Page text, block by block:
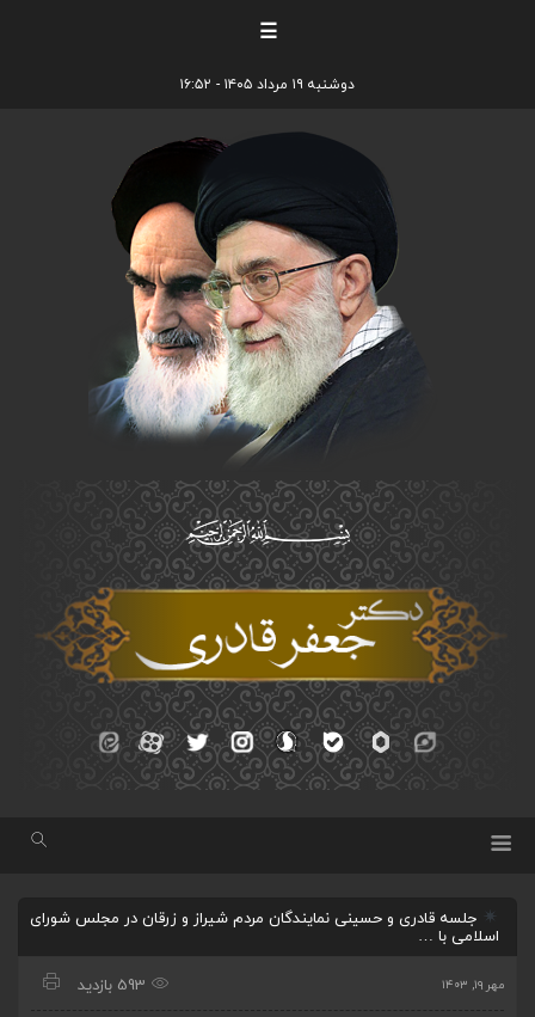
☰
دوشنبه ۱۹ مرداد ۱۴۰۵ - ۱۶:۵۲
جلسه قادری و حسینی نمایندگان مردم شیراز و زرقان در مجلس شورای
اسلامی با …
مهر ۱۹, ۱۴۰۳ 593 بازدید